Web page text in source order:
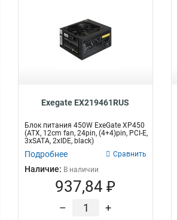
Exegate EX219461RUS
Блок питания 450W ExeGate XP450
(ATX, 12cm fan, 24pin, (4+4)pin, PCI-E,
3xSATA, 2xIDE, black)
Подробнее Сравнить
Наличие: В наличии
937,84 ₽
– +